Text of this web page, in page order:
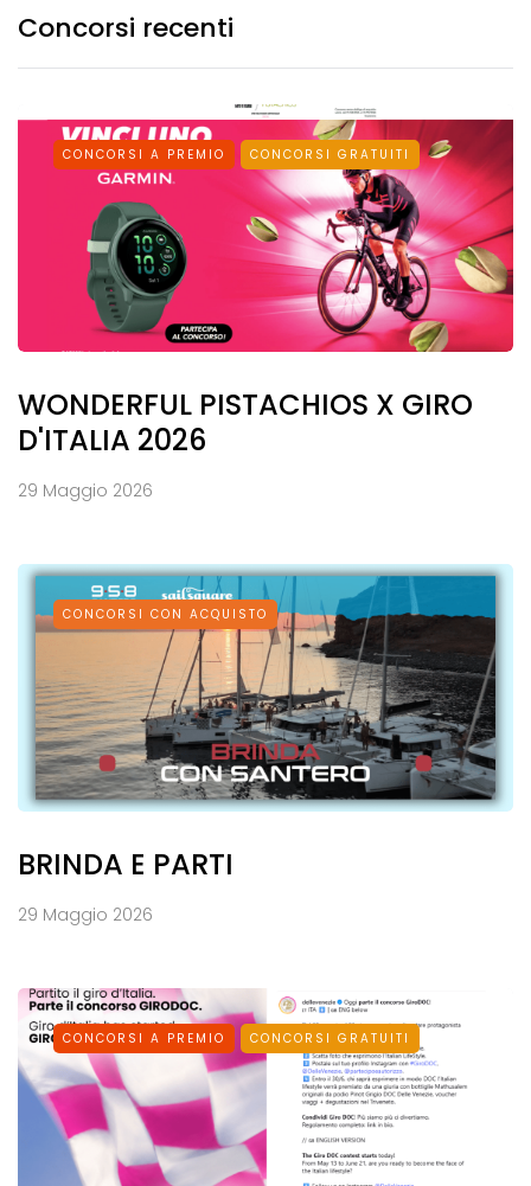
Concorsi recenti
CONCORSI A PREMIO CONCORSI GRATUITI
WONDERFUL PISTACHIOS X GIRO
D'ITALIA 2026
29 Maggio 2026
CONCORSI CON ACQUISTO
BRINDA E PARTI
29 Maggio 2026
CONCORSI A PREMIO CONCORSI GRATUITI